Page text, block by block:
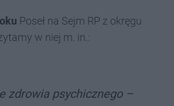
Poseł na Sejm RP z okręgu
w niej m. in.:
zdrowia psychicznego –